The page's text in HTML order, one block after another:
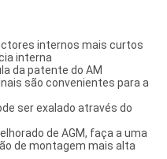
internos mais curtos
interna
da patente do AM
são convenientes para a
ser exalado através do
de AGM, faça a uma
de montagem mais alta